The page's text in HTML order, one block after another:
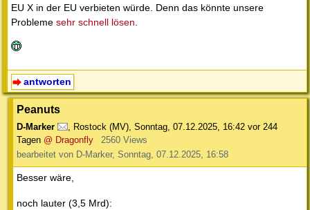
EU X in der EU verbieten würde. Denn das könnte unsere
Probleme sehr schnell lösen.
antworten
Peanuts
D-Marker , Rostock (MV), Sonntag, 07.12.2025, 16:42 vor 244
Tagen @ Dragonfly
2560 Views
bearbeitet von D-Marker, Sonntag, 07.12.2025, 16:58
Besser wäre,
noch lauter (3,5 Mrd):